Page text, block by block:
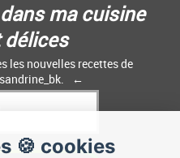
🍪 cookies
dans ma cuisine
les nouvelles recettes de